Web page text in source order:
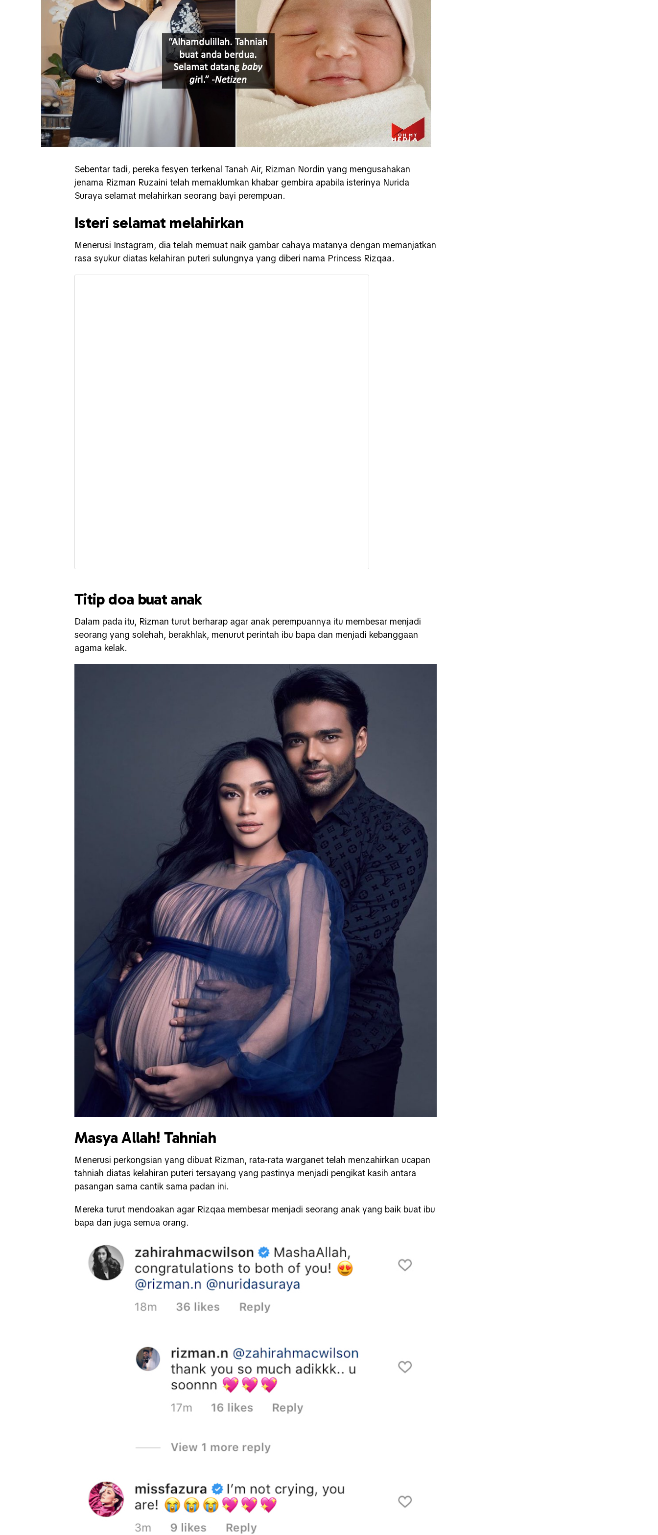
Sebentar tadi, pereka fesyen terkenal Tanah Air, Rizman Nordin yang mengusahakan
jenama Rizman Ruzaini telah memaklumkan khabar gembira apabila isterinya Nurida
Suraya selamat melahirkan seorang bayi perempuan.
Isteri selamat melahirkan
Menerusi Instagram, dia telah memuat naik gambar cahaya matanya dengan memanjatkan
rasa syukur diatas kelahiran puteri sulungnya yang diberi nama Princess Rizqaa.
Titip doa buat anak
Dalam pada itu, Rizman turut berharap agar anak perempuannya itu membesar menjadi
seorang yang solehah, berakhlak, menurut perintah ibu bapa dan menjadi kebanggaan
agama kelak.
Masya Allah! Tahniah
Menerusi perkongsian yang dibuat Rizman, rata-rata warganet telah menzahirkan ucapan
tahniah diatas kelahiran puteri tersayang yang pastinya menjadi pengikat kasih antara
pasangan sama cantik sama padan ini.
Mereka turut mendoakan agar Rizqaa membesar menjadi seorang anak yang baik buat ibu
bapa dan juga semua orang.